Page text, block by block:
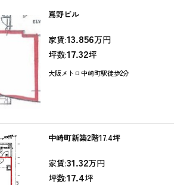
嶌野ビル
家賃:13.856万円
坪数:17.32坪
大阪メトロ中崎町駅徒歩2分
中崎町新築2階17.4坪
家賃:31.32万円
坪数:17.4坪